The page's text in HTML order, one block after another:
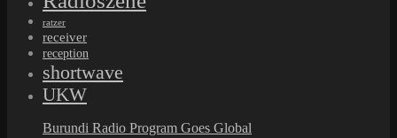
ratzer
receiver
reception
shortwave
UKW
Burundi Radio Program Goes Global